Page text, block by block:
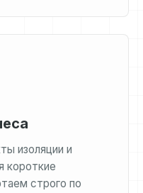
изоляции и
короткие
строго по